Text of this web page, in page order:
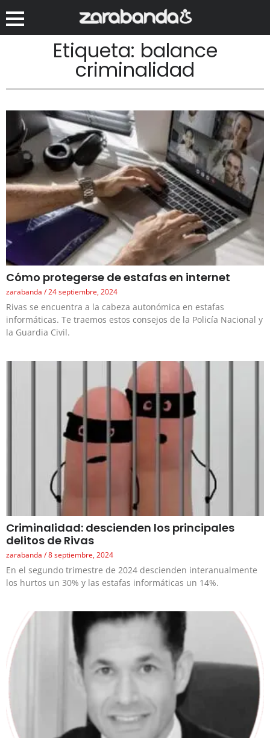
Etiqueta: balance
criminalidad
Cómo protegerse de estafas en internet
zarabanda 24 septiembre, 2024
Rivas se encuentra a la cabeza autonómica en estafas
informáticas. Te traemos estos consejos de la Policía Nacional y
la Guardia Civil.
Criminalidad: descienden los principales
delitos de Rivas
zarabanda 8 septiembre, 2024
En el segundo trimestre de 2024 descienden interanualmente
los hurtos un 30% y las estafas informáticas un 14%.